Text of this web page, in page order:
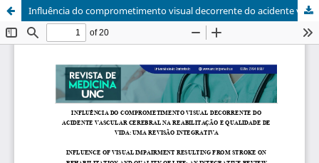
Influência do comprometimento visual decorrente do acidente vascular cerebral na reabilitação e qualidade de vida: uma revisão integrativa